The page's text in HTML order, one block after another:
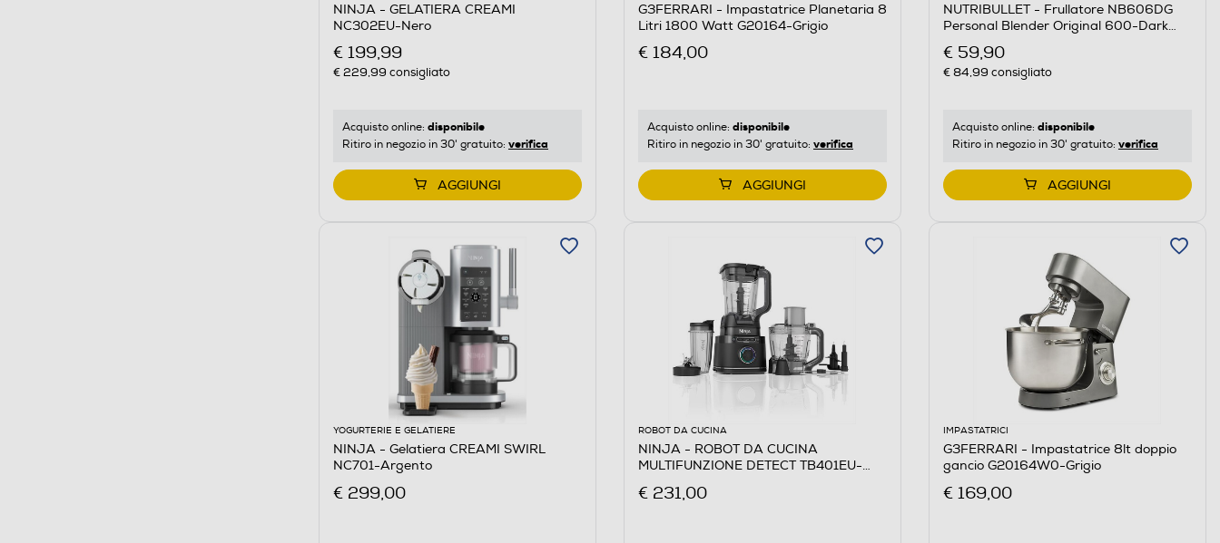
NINJA - GELATIERA CREAMI
NC302EU-Nero
€ 199,99
€ 229,99 consigliato
Acquisto online: disponibile
Ritiro in negozio in 30' gratuito: verifica
AGGIUNGI
G3FERRARI - Impastatrice Planetaria 8
Litri 1800 Watt G20164-Grigio
€ 184,00
Acquisto online: disponibile
Ritiro in negozio in 30' gratuito: verifica
AGGIUNGI
NUTRIBULLET - Frullatore NB606DG
Personal Blender Original 600-Dark
€ 59,90
€ 84,99 consigliato
Acquisto online: disponibile
Ritiro in negozio in 30' gratuito: verifica
AGGIUNGI
YOGURTERIE E GELATIERE
NINJA - Gelatiera CREAMI SWIRL
NC701-Argento
€ 299,00
ROBOT DA CUCINA
NINJA - ROBOT DA CUCINA
MULTIFUNZIONE DETECT TB401EU-
€ 231,00
IMPASTATRICI
G3FERRARI - Impastatrice 8lt doppio
gancio G20164W0-Grigio
€ 169,00